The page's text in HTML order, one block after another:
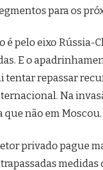
para os
é pelo eixo Rússia-
E o
tentar repassar
Na
não em Moscou.
privado pague
medidas